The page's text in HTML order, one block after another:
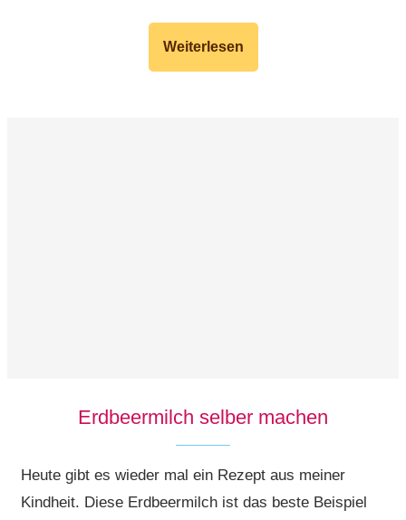
Weiterlesen
Erdbeermilch selber machen
Heute gibt es wieder mal ein Rezept aus meiner
Kindheit. Diese Erdbeermilch ist das beste Beispiel